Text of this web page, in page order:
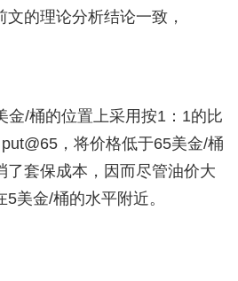
的理论分析结论一致，
金/桶的位置上采用按1：1的比
，将价格低于65美金/桶
了套保成本，因而尽管油价大
美金/桶的水平附近。